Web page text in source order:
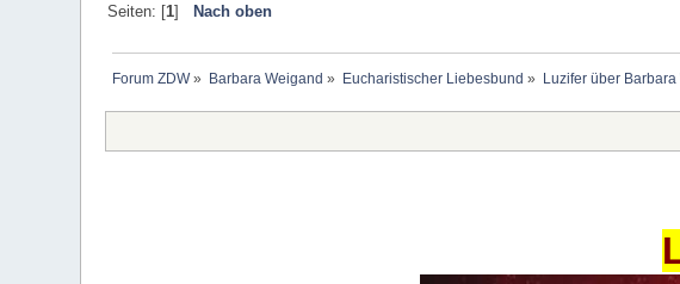
Seiten: [1]
Nach oben
Forum ZDW» Barbara Weigand » Eucharistischer Liebesbund » Luzifer über